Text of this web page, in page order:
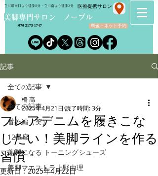
​美脚専門サロン ノーブル
立川駅南口より徒歩5分・立川南より徒歩3分
料金・ネット予約
070-2173-1747
​医療提携サロン
記事
全ての記事
番外編（笑）
12星座
美脚になる トーニングシューズ
美脚マエストラ上野由理
全ての記事
フレアデニムを履きこな
したい！美脚ラインを作る
習慣
橋 高
2025年4月21日 読了時間: 3分
更新日：2025年4月22日